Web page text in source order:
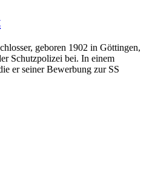
geboren 1902 in Göttingen,
Schutzpolizei bei. In einem
er seiner Bewerbung zur SS